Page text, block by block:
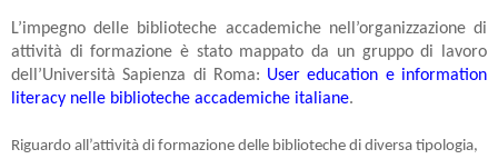
L’impegno delle biblioteche accademiche nell’organizzazione di
attività di formazione è stato mappato da un gruppo di lavoro
dell’Università Sapienza di Roma: User education e information
literacy nelle biblioteche accademiche italiane.
Riguardo all’attività di formazione delle biblioteche di diversa tipologia,